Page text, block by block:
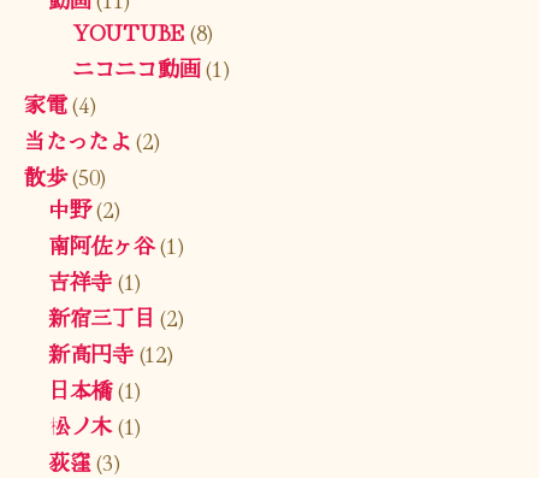
YOUTUBE(8)
ニコニコ動画(1)
家電(4)
当たったよ(2)
散歩(50)
中野(2)
南阿佐ヶ谷(1)
吉祥寺(1)
新宿三丁目 (2)
新高円寺(12)
日本橋(1)
松ノ木(1)
荻窪(3)